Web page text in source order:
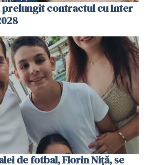
prelungit contractul cu Inter
de fotbal, Florin Niță, se